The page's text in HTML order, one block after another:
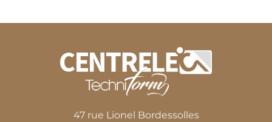
47 rue Lionel Bordessolles